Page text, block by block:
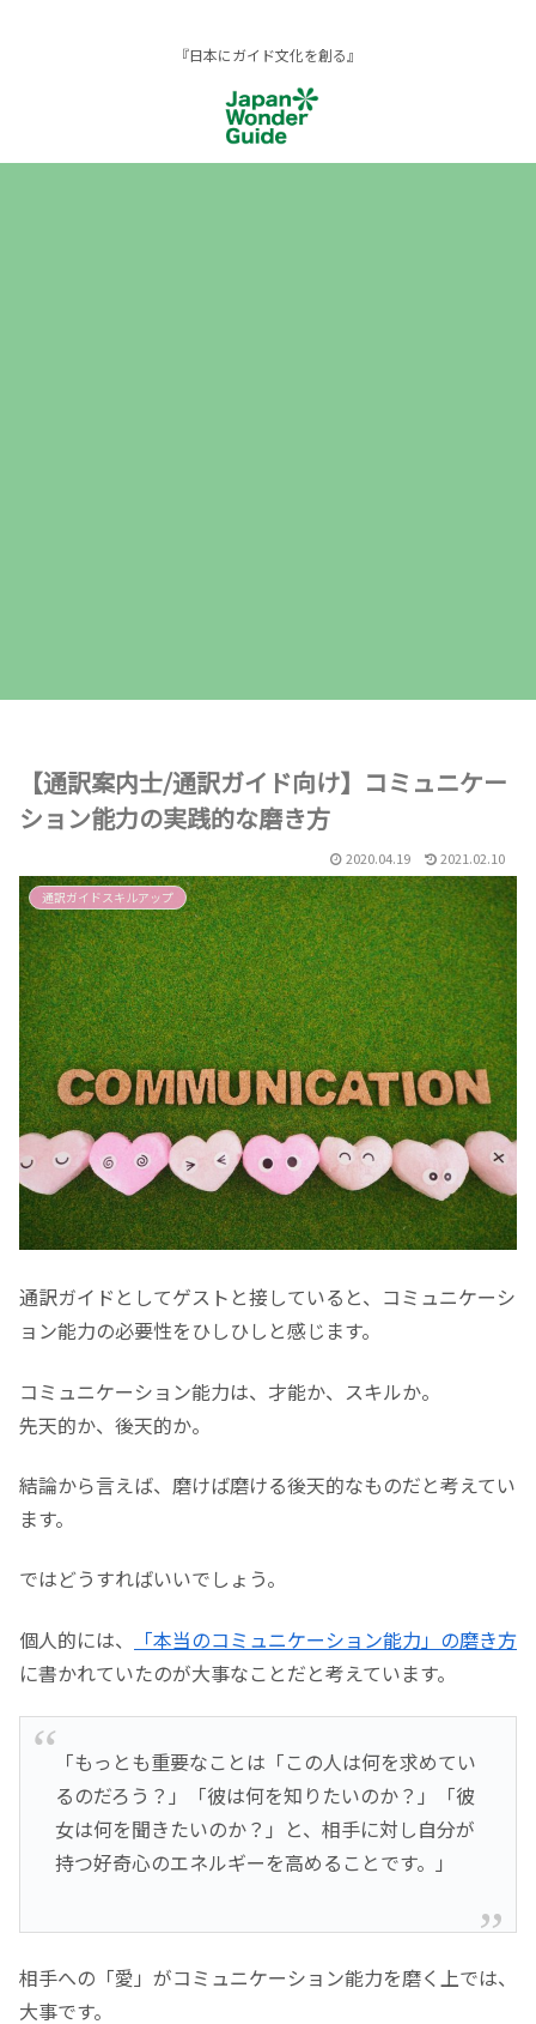
『日本にガイド文化を創る』
【通訳案内士/通訳ガイド向け】コミュニケー
ション能力の実践的な磨き方
2020.04.19 2021.02.10
通訳ガイドスキルアップ
通訳ガイドとしてゲストと接していると、コミュニケーシ
ョン能力の必要性をひしひしと感じます。
コミュニケーション能力は、才能か、スキルか。
先天的か、後天的か。
結論から言えば、磨けば磨ける後天的なものだと考えてい
ます。
ではどうすればいいでしょう。
個人的には、
「本当のコミュニケーション能力」の磨き方
に書かれていたのが大事なことだと考えています。
「もっとも重要なことは「この人は何を求めてい
るのだろう？」「彼は何を知りたいのか？」「彼
女は何を聞きたいのか？」と、相手に対し自分が
持つ好奇心のエネルギーを高めることです。」
相手への「愛」がコミュニケーション能力を磨く上では、
大事です。